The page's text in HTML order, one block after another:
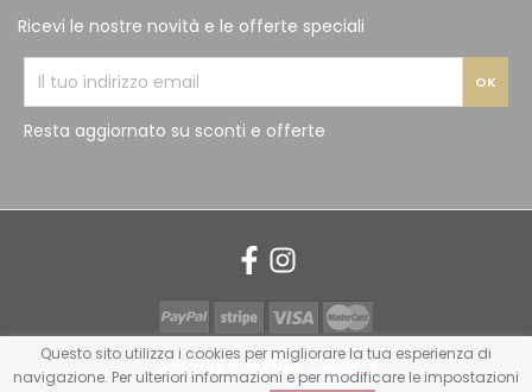
Ricevi le nostre novità e le offerte speciali
Resta aggiornato su sconti e offerte
Copyright © 2022 Tazzami
Questo sito utilizza i cookies per migliorare la tua esperienza di
navigazione. Per ulteriori informazioni e per modificare le impostazioni